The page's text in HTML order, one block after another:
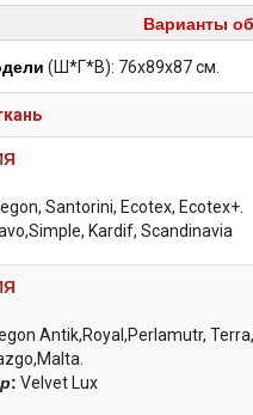
Варианты
(Ш*Г*В): 76х89x87 см.
Santorini, Ecotex, Ecotex+.
Kardif, Scandinavia
Antik,Royal,Perlamutr,
: Velvet Lux